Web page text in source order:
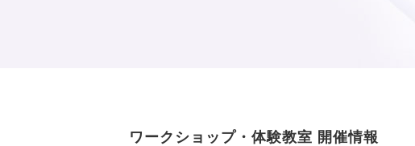
ワークショップ・体験教室 開催情報